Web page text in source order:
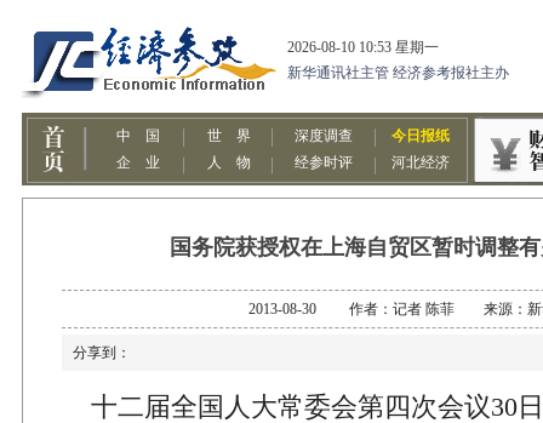
国务院获授权在上海自贸区暂时调整
2013-08-30 作者：记者 陈菲 来源：新
分享到：
十二届全国人大常委会第四次会议30